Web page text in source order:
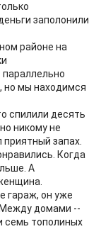
заполонили
районе на
но мы находимся
спилили десять
никому не
запах.
Когда
А
гараж, он уже
Между домами --
семь тополиных